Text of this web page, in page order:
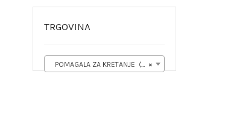
TRGOVINA
×
POMAGALA ZA KRETANJE (33)